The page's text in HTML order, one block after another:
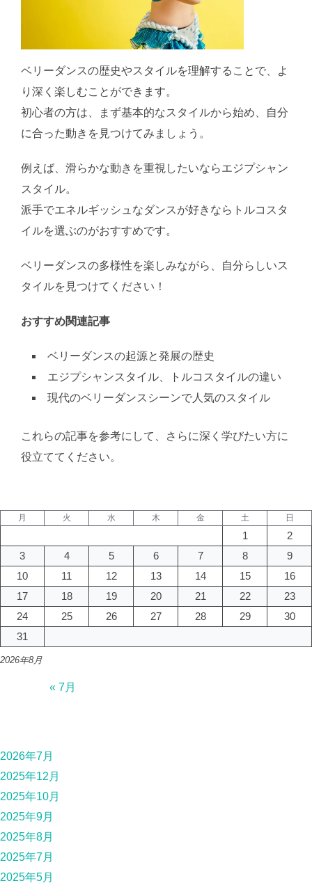
ベリーダンスの歴史やスタイルを理解することで、よ
り深く楽しむことができます。
初心者の方は、まず基本的なスタイルから始め、自分
に合った動きを見つけてみましょう。
例えば、滑らかな動きを重視したいならエジプシャン
スタイル。
派手でエネルギッシュなダンスが好きならトルコスタ
イルを選ぶのがおすすめです。
ベリーダンスの多様性を楽しみながら、自分らしいス
タイルを見つけてください！
おすすめ関連記事
ベリーダンスの起源と発展の歴史
エジプシャンスタイル、トルコスタイルの違い
現代のベリーダンスシーンで人気のスタイル
これらの記事を参考にして、さらに深く学びたい方に
役立ててください。
2026年8月
月 火 水 木 金 土 日
1
2
3
4 5 6 7 8
9
10
11 12 13 14 15
16
17
18 19 20 21 22
23
24
25 26 27 28 29
30
31
« 7月
2026年7月
2025年12月
2025年10月
2025年9月
2025年8月
2025年7月
2025年5月